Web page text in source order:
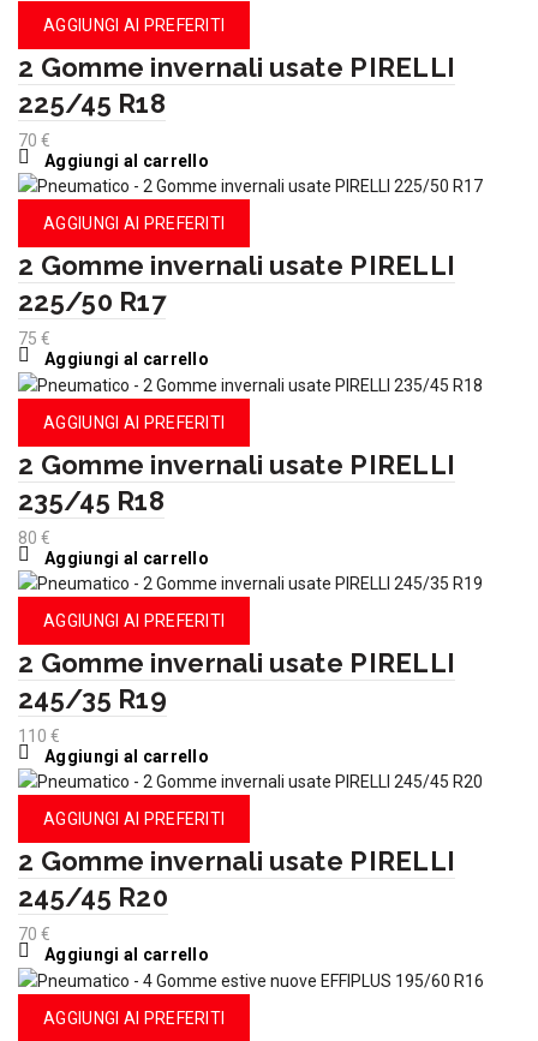
AGGIUNGI AI PREFERITI
2 Gomme invernali usate PIRELLI
225/45 R18
70 €
Aggiungi al carrello
AGGIUNGI AI PREFERITI
2 Gomme invernali usate PIRELLI
225/50 R17
75 €
Aggiungi al carrello
AGGIUNGI AI PREFERITI
2 Gomme invernali usate PIRELLI
235/45 R18
80 €
Aggiungi al carrello
AGGIUNGI AI PREFERITI
2 Gomme invernali usate PIRELLI
245/35 R19
110 €
Aggiungi al carrello
AGGIUNGI AI PREFERITI
2 Gomme invernali usate PIRELLI
245/45 R20
70 €
Aggiungi al carrello
AGGIUNGI AI PREFERITI